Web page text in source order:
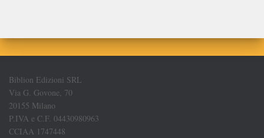
Biblion Edizioni SRL
Via G. Govone, 70
20155 Milano
P.IVA e C.F. 04430980963
CCIAA 1747448